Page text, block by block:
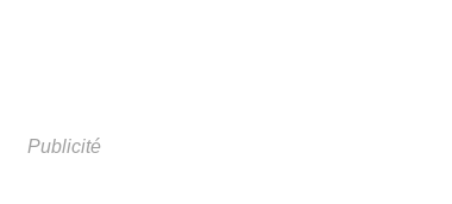
Publicité